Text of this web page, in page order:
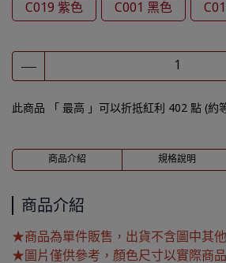
C019 紫色
C001 黑色
此商品 「 最高 」可以折抵紅利 402 點 (約
商品介紹 規格說明
商品介紹
★商品為單件販售，出貨不含圖中其他
★圖片僅供參考，顏色尺寸以實際商品